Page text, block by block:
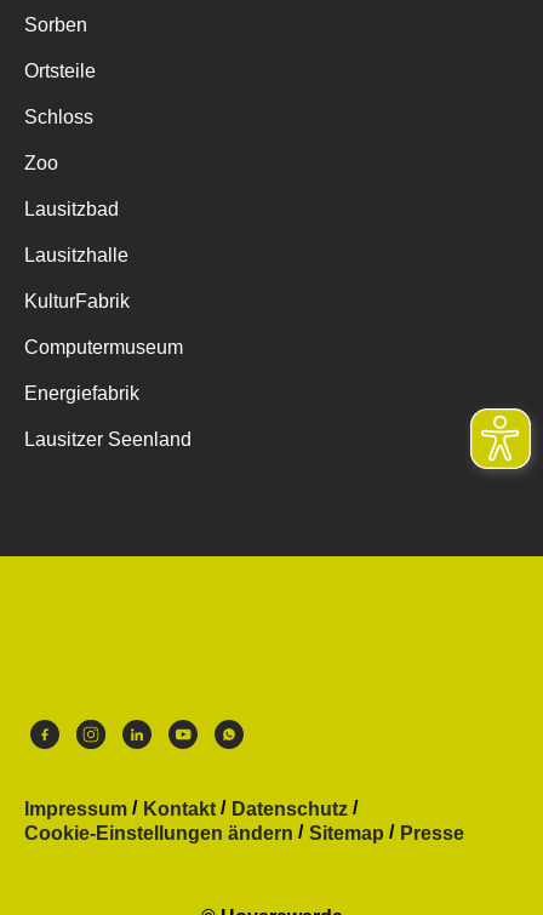
Sorben
Ortsteile
Schloss
Zoo
Lausitzbad
Lausitzhalle
KulturFabrik
Computermuseum
Energiefabrik
Lausitzer Seenland
Impressum Kontakt
Datenschutz
Cookie-Einstellungen ändern
Sitemap Presse